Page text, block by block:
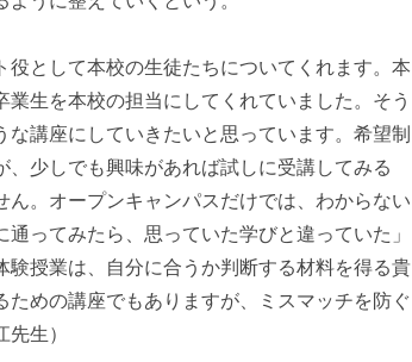
役として本校の生徒たちについてくれます。本
生を本校の担当にしてくれていました。そう
講座にしていきたいと思っています。希望制
少しでも興味があれば試しに受講してみる
。オープンキャンパスだけでは、わからない
ってみたら、思っていた学びと違っていた」
授業は、自分に合うか判断する材料を得る貴
めの講座でもありますが、ミスマッチを防ぐ
生）